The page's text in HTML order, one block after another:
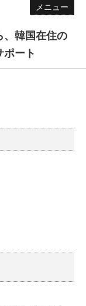
メニュー
韓国在住の
ポート